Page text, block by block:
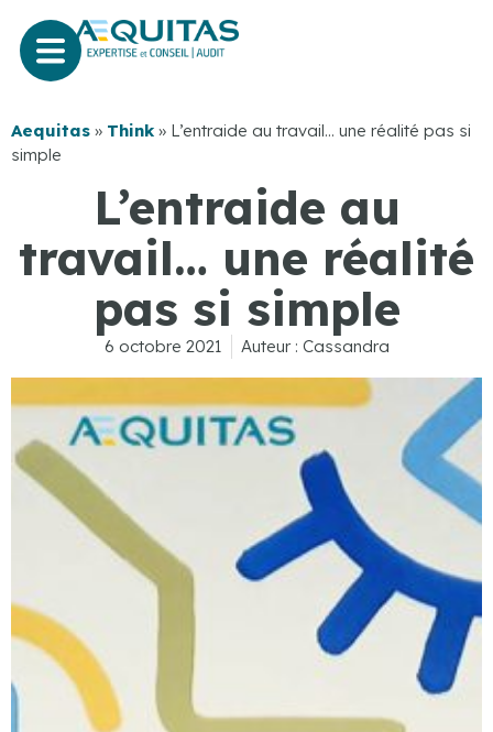
Aequitas » Think » L’entraide au travail… une réalité pas si
simple
L’entraide au
travail… une réalité
pas si simple
6 octobre 2021 Auteur : Cassandra